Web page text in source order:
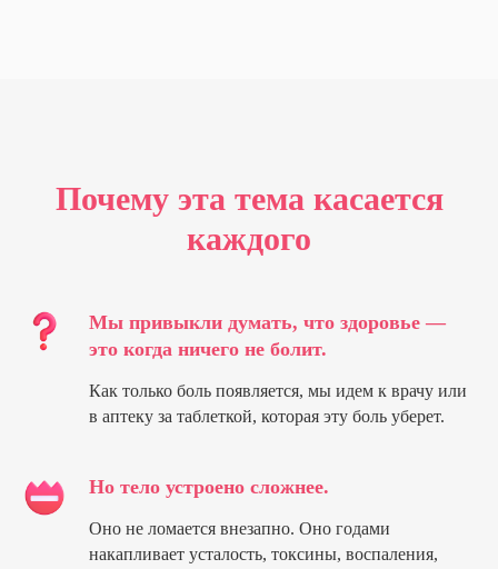
Почему эта тема касается
каждого
Мы привыкли думать, что здоровье —
это когда ничего не болит.
Как только боль появляется, мы идем к врачу или
в аптеку за таблеткой, которая эту боль уберет.
Но тело устроено сложнее.
Оно не ломается внезапно. Оно годами
накапливает усталость, токсины, воспаления,